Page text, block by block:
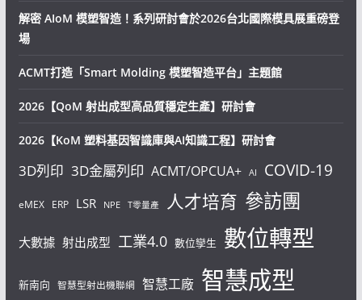
解密 AIoM 模塑智造！系列研討會於2026台北國際模具展重磅登
場
ACMT打造「Smart Molding 模塑智造平台」主題館
2026【QoM 射出成型高品質穩定生產】研討會
2026【KoM 塑料基因智識庫與AI知識工程】研討會
3D列印 3D金屬列印 ACMT/OPCUA+ AI COVID-19
eMEX ERP LSR NPE T零量產 人才培育 參訪團
大數據 射出成型 工業4.0 數位孿生 數位轉型
新南向 智慧型射出機聯網 智慧工廠 智慧成型